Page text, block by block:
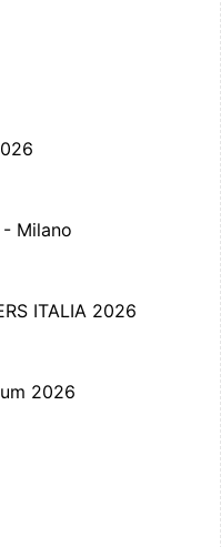
Milano
ITALIA 2026
2026